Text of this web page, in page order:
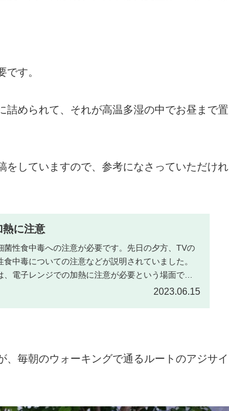
す。
められて、それが高温多湿の中でお昼まで置
をしていますので、参考になさっていただけれ
熱に注意
菌性食中毒への注意が必要です。先日の夕方、TVの
中毒についての注意などが説明されていました。
電子レンジでの加熱に注意が必要という場面でし
2023.06.15
毎朝のウォーキングで通るルートのアジサイ